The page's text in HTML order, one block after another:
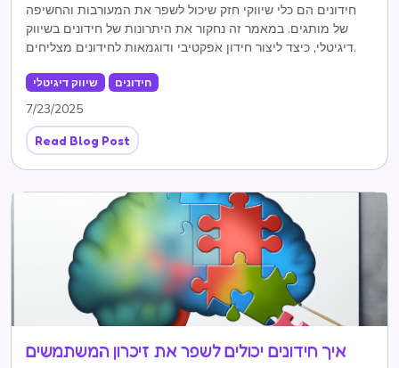
חידונים הם כלי שיווקי חזק שיכול לשפר את המעורבות והחשיפה
של מותגים. במאמר זה נחקור את היתרונות של חידונים בשיווק
דיגיטלי, כיצד ליצור חידון אפקטיבי ודוגמאות לחידונים מצליחים.
שיווק דיגיטלי חידונים
7/23/2025
Read Blog Post
איך חידונים יכולים לשפר את זיכרון המשתמשים